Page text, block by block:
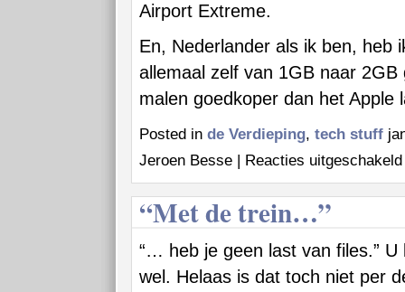
Airport Extreme.
En, Nederlander als ik ben, heb
allemaal zelf van 1GB naar
malen goedkoper dan het Apple
Posted in de Verdieping, tech stuff
Jeroen Besse | Reacties uitgeschakeld
“Met de trein…”
“… heb je geen last van files.” U
wel. Helaas is dat toch niet per